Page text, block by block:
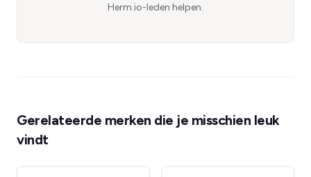
Herm.io-leden helpen.
Gerelateerde merken die je misschien leuk
vindt